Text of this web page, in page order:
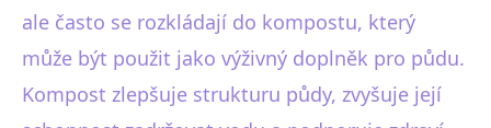
ale často se rozkládají do kompostu, který
může být použit jako výživný doplněk pro půdu.
Kompost zlepšuje strukturu půdy, zvyšuje její